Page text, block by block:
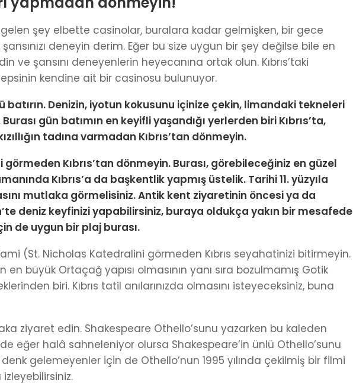
gelen şey elbette casinolar, buralara kadar gelmişken, bir gece
deneyin derim. Eğer bu size uygun bir şey değilse bile en
ve şansını deneyenlerin heyecanına ortak olun. Kıbrıs’taki
kendine ait bir casinosu bulunuyor.
batırın. Denizin, iyotun kokusunu içinize çekin, limandaki tekneleri
gün batımın en keyifli yaşandığı yerlerden biri Kıbrıs’ta,
tadına varmadan Kıbrıs’tan dönmeyin.
Kıbrıs’tan dönmeyin. Burası, görebileceğiniz en güzel
Kıbrıs’a da başkentlik yapmış üstelik. Tarihi 11. yüzyıla
mutlaka görmelisiniz. Antik kent ziyaretinin öncesi ya da
deniz keyfinizi yapabilirsiniz, buraya oldukça yakın bir mesafede
de uygun bir plaj burası.
(St. Nicholas Katedralini görmeden Kıbrıs seyahatinizi bitirmeyin.
büyük Ortaçağ yapısı olmasının yanı sıra bozulmamış Gotik
biri. Kıbrıs tatil anılarınızda olmasını isteyeceksiniz, buna
ziyaret edin. Shakespeare Othello’sunu yazarken bu kaleden
eğer halâ sahneleniyor olursa Shakespeare’in ünlü Othello’sunu
gelemeyenler için de Othello’nun 1995 yılında çekilmiş bir filmi